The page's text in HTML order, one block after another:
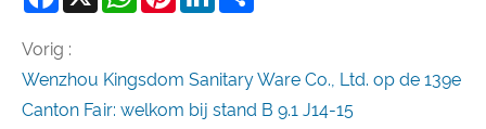
Vorig :
Wenzhou Kingsdom Sanitary Ware Co., Ltd. op de 139e
Canton Fair: welkom bij stand B 9.1 J14-15